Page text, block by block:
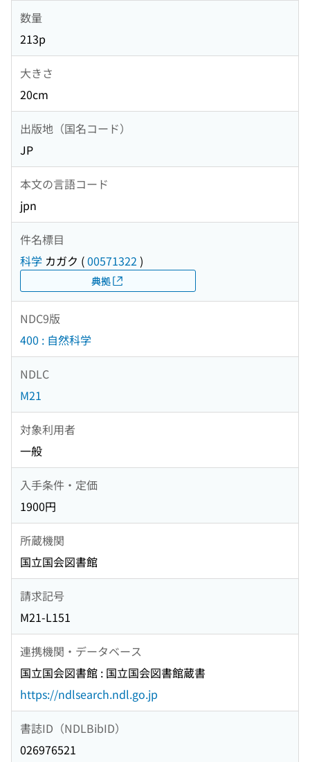
数量
213p
大きさ
20cm
出版地（国名コード）
JP
本文の言語コード
jpn
件名標目
科学 カガク (00571322 )
典拠
NDC9版
400 : 自然科学
NDLC
M21
対象利用者
一般
入手条件・定価
1900円
所蔵機関
国立国会図書館
請求記号
M21-L151
連携機関・データベース
国立国会図書館 : 国立国会図書館蔵書
https://ndlsearch.ndl.go.jp
書誌ID（NDLBibID）
026976521